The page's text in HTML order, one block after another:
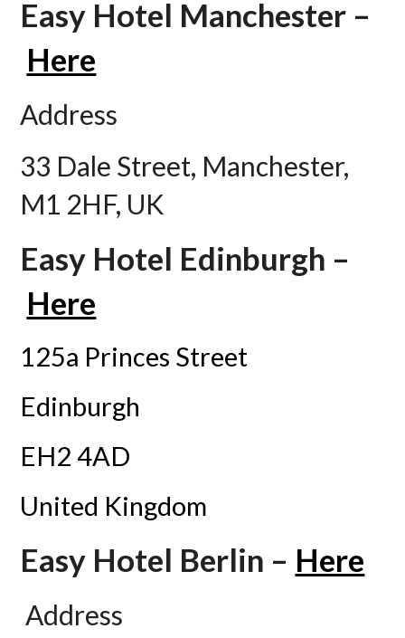
Easy Hotel Manchester –
Here
Address
33 Dale Street, Manchester,
M1 2HF, UK
Easy Hotel Edinburgh –
Here
125a Princes Street
Edinburgh
EH2 4AD
United Kingdom
Easy Hotel Berlin – Here
Address